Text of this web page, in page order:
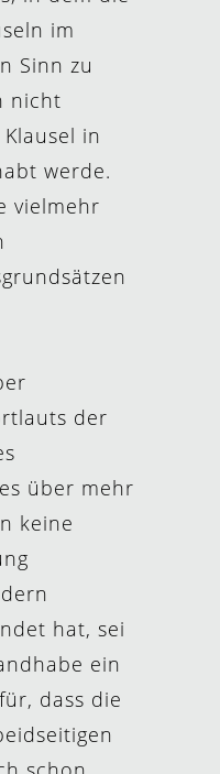
im
Sinn zu
nicht
in
werde.
vielmehr
der
über mehr
keine
hat, sei
ein
dass die